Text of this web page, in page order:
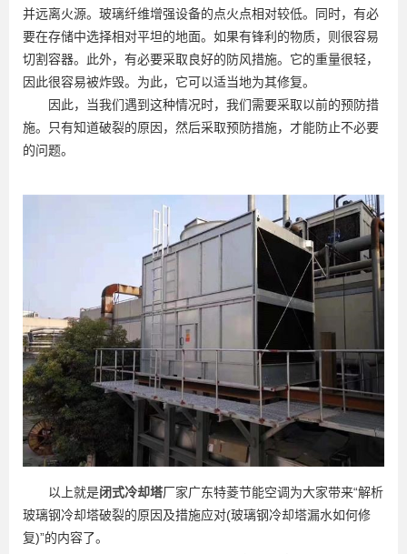
并远离火源。玻璃纤维增​​强设备的点火点相对较低。同时，有必
要在存储中选择相对平坦的地面。如果有锋利的物质，则很容易
切割容器。此外，有必要采取良好的防风措施。它的重量很轻，
因此很容易被炸毁。为此，它可以适当地为其修复。
因此，当我们遇到这种情况时，我们需要采取以前的预防措
施。只有知道破裂的原因，然后采取预防措施，才能防止不必要
的问题。
以上就是闭式冷却塔厂家广东特菱节能空调为大家带来“解析
玻璃钢冷却塔破裂的原因及措施应对(玻璃钢冷却塔漏水如何修
复)”的内容了。